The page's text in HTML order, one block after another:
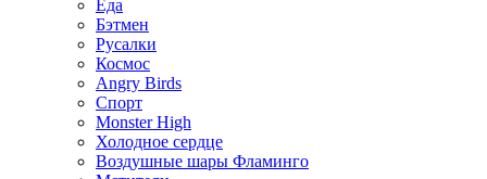
Еда
Бэтмен
Русалки
Космос
Angry Birds
Спорт
Monster High
Холодное сердце
Воздушные шары Фламинго